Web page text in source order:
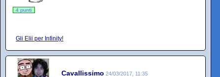
4 punti
Gli Elii per Infinity!
Cavallissimo 24/03/2017, 11:35